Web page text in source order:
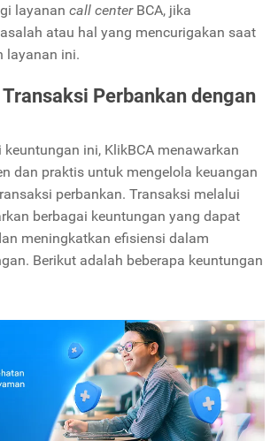
layanan call center BCA, jika
atau hal yang mencurigakan saat
layanan ini.
Perbankan dengan
keuntungan ini, KlikBCA menawarkan
dan praktis untuk mengelola keuangan
perbankan. Transaksi melalui
berbagai keuntungan yang dapat
meningkatkan efisiensi dalam
Berikut adalah beberapa keuntungan